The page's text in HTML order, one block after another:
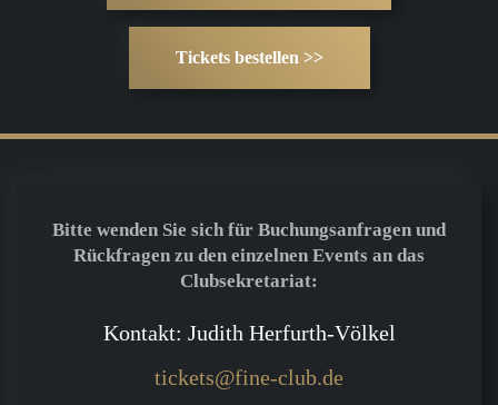
Tickets bestellen >>
Bitte wenden Sie sich für Buchungsanfragen und
Rückfragen zu den einzelnen Events an das
Clubsekretariat:
Kontakt: Judith Herfurth-Völkel
tickets@fine-club.de